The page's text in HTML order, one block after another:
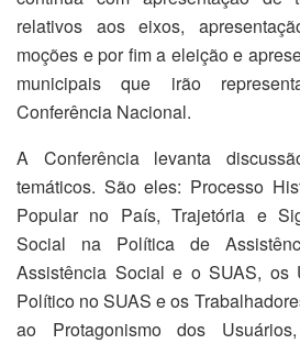
relativos aos eixos,
moções e por fim a eleição e
municipais que irão
Conferência Nacional.
A Conferência levanta
temáticos. São eles: Processo
Popular no País, Trajetória e
Social na Política de
Assistência Social e o SUAS, os
Político no SUAS e os
ao Protagonismo dos